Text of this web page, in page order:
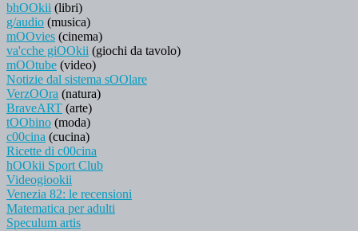
bhOOkii (libri)
g/audio (musica)
mOOvies (cinema)
va'cche giOOkii (giochi da tavolo)
mOOtube (video)
Notizie dal sistema sOOlare
VerzOOra (natura)
BraveART (arte)
tOObino (moda)
c00cina (cucina)
Ricette di c00cina
hOOkii Sport Club
Videogiookii
Venezia 82: le recensioni
Matematica per adulti
Speculum artis